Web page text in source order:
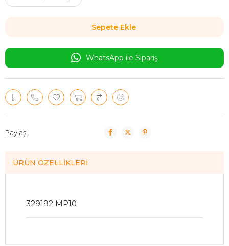
WhatsApp ile Sipariş
Paylaş
ÜRÜN ÖZELLIKLERI
329192 MP10